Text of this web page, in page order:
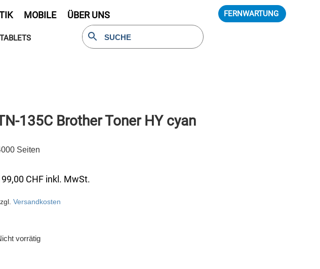
MOBILE ÜBER UNS FERNWARTUNG
135C Brother Toner HY cyan
Seiten
CHF inkl. MwSt.
Versandkosten
vorrätig